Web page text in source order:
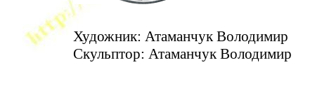
Художник: Атаманчук Володимир
Скульптор: Атаманчук Володимир